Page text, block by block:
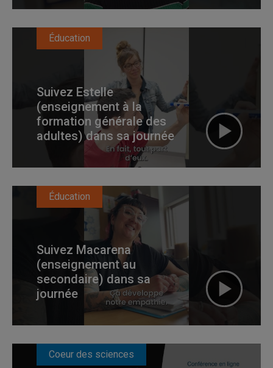
Éducation
Suivez Estelle
(enseignement à la
formation générale des
adultes) dans sa journée
Éducation
Suivez Macarena
(enseignement au
secondaire) dans sa
journée
Coeur des sciences